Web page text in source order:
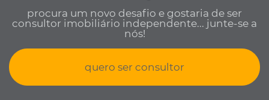
procura um novo desafio e gostaria de ser
consultor imobiliário independente... junte-se a
nós!
quero ser consultor